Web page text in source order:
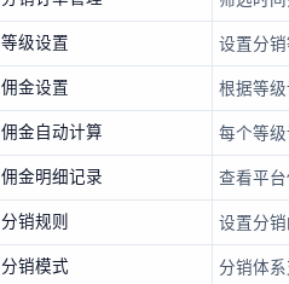
等级设置 设置分
佣金设置 根据等
佣金自动计算 每个等
佣金明细记录 查看平
分销规则 设置分
分销模式 分销体